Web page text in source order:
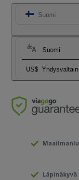
Suomi
Suomi
US$ Yhdysvaltain